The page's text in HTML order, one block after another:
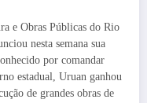
e Obras Públicas do Rio
nesta semana sua
por comandar
estadual, Uruan ganhou
de grandes obras de